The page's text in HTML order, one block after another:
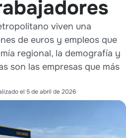
viven una
de euros y empleos que
regional, la demografía y
son las empresas que más
el 5 de abril de 2026